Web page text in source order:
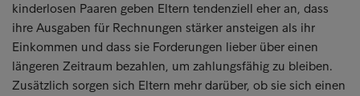
kinderlosen Paaren geben Eltern tendenziell eher an, dass
ihre Ausgaben für Rechnungen stärker ansteigen als ihr
Einkommen und dass sie Forderungen lieber über einen
längeren Zeitraum bezahlen, um zahlungsfähig zu bleiben.
Zusätzlich sorgen sich Eltern mehr darüber, ob sie sich einen